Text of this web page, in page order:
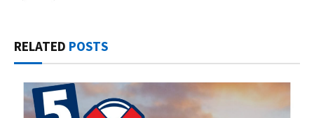
RELATED POSTS